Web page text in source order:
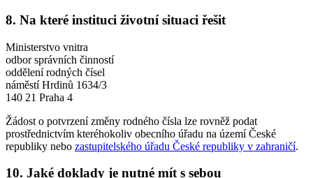
8. Na které instituci životní situaci řešit
Ministerstvo vnitra
odbor správních činností
oddělení rodných čísel
náměstí Hrdinů 1634/3
140 21 Praha 4
Žádost o potvrzení změny rodného čísla lze rovněž podat
prostřednictvím kteréhokoliv obecního úřadu na území České
republiky nebo zastupitelského úřadu České republiky v zahraničí.
10. Jaké doklady je nutné mít s sebou